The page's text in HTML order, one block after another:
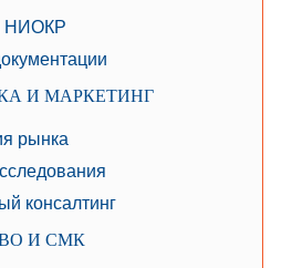
НИОКР
И МАРКЕТИНГ
рынка
консалтинг
И СМК